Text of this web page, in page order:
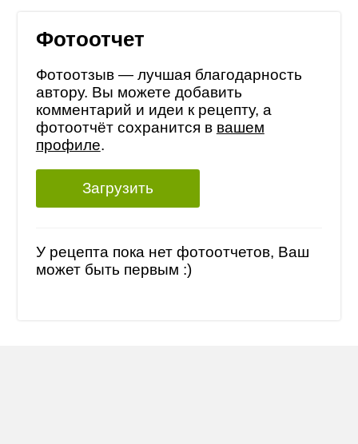
Фотоотчет
Фотоотзыв — лучшая благодарность
автору. Вы можете добавить
комментарий и идеи к рецепту, а
фотоотчёт сохранится в вашем
профиле.
Загрузить
У рецепта пока нет фотоотчетов, Ваш
может быть первым :)